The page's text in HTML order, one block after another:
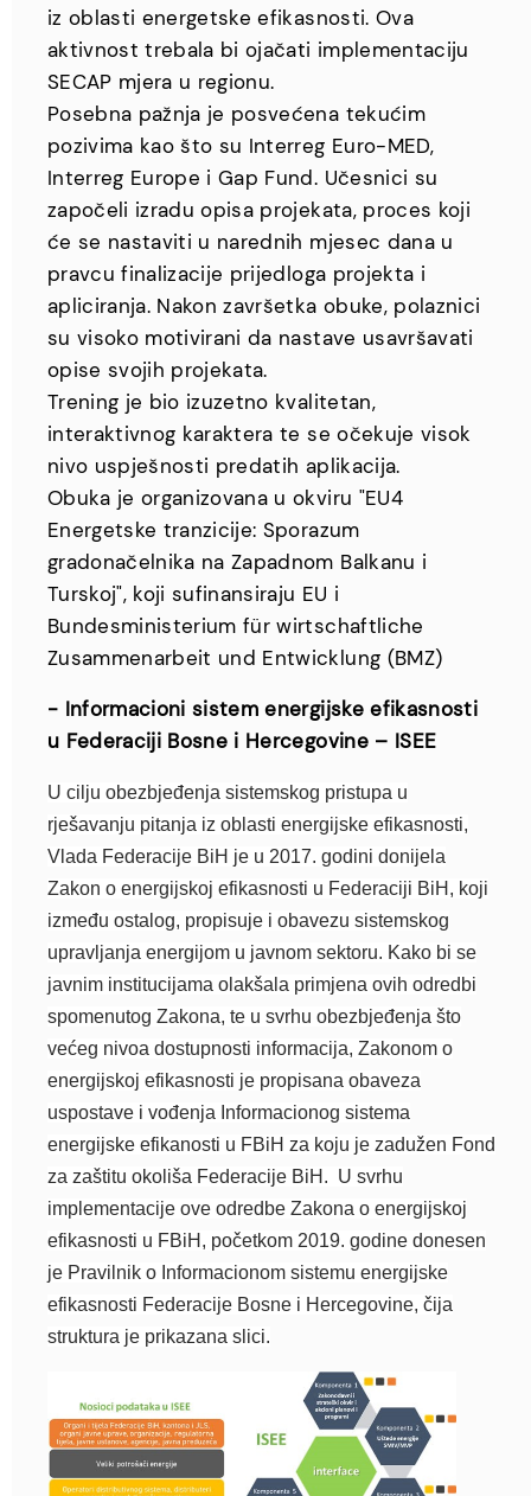
iz oblasti energetske efikasnosti. Ova
aktivnost trebala bi ojačati implementaciju
SECAP mjera u regionu.
Posebna pažnja je posvećena tekućim
pozivima kao što su Interreg Euro-MED,
Interreg Europe i Gap Fund. Učesnici su
započeli izradu opisa projekata, proces koji
će se nastaviti u narednih mjesec dana u
pravcu finalizacije prijedloga projekta i
apliciranja. Nakon završetka obuke, polaznici
su visoko motivirani da nastave usavršavati
opise svojih projekata.
Trening je bio izuzetno kvalitetan,
interaktivnog karaktera te se očekuje visok
nivo uspješnosti predatih aplikacija.
Obuka je organizovana u okviru "EU4
Energetske tranzicije: Sporazum
gradonačelnika na Zapadnom Balkanu i
Turskoj", koji sufinansiraju EU i
Bundesministerium für wirtschaftliche
Zusammenarbeit und Entwicklung (BMZ)
- Informacioni sistem energijske efikasnosti
u Federaciji Bosne i Hercegovine – ISEE
U cilju obezbjeđenja sistemskog pristupa u
rješavanju pitanja iz oblasti energijske efikasnosti,
Vlada Federacije BiH je u 2017. godini donijela
Zakon o energijskoj efikasnosti u Federaciji BiH, koji
između ostalog, propisuje i obavezu sistemskog
upravljanja energijom u javnom sektoru. Kako bi se
javnim institucijama olakšala primjena ovih odredbi
spomenutog Zakona, te u svrhu obezbjeđenja što
većeg nivoa dostupnosti informacija, Zakonom o
energijskoj efikasnosti je propisana obaveza
uspostave i vođenja Informacionog sistema
energijske efikanosti u FBiH za koju je zadužen Fond
za zaštitu okoliša Federacije BiH. U svrhu
implementacije ove odredbe Zakona o energijskoj
efikasnosti u FBiH, početkom 2019. godine donesen
je Pravilnik o Informacionom sistemu energijske
efikasnosti Federacije Bosne i Hercegovine, čija
struktura je prikazana slici.